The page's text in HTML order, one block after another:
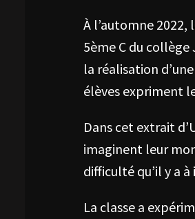
À l’automne
5ème C du collège
la réalisation
élèves expriment
Dans cet extrait
imaginent leur
difficulté qu’il y a
La classe a